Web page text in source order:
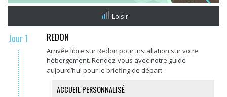
Loisir
Jour 1 REDON
Arrivée libre sur Redon pour installation sur votre
hébergement. Rendez-vous avec notre guide
aujourd’hui pour le briefing de départ.
ACCUEIL PERSONNALISÉ